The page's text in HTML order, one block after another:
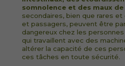
somnolence et des maux
secondaires, bien que rares
et passagers, peuvent être
dangereux chez les
qui travaillent avec des
altérer la capacité de ces
ces tâches en toute sécurité.